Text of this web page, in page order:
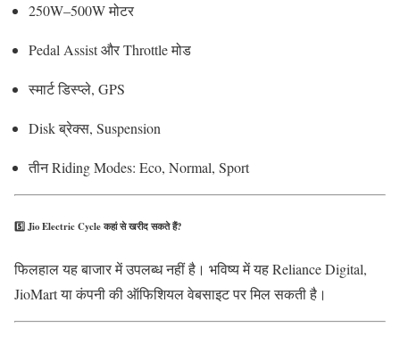
250W–500W मोटर
Pedal Assist और Throttle मोड
स्मार्ट डिस्प्ले, GPS
Disk ब्रेक्स, Suspension
तीन Riding Modes: Eco, Normal, Sport
5️⃣Jio Electric Cycle कहां से खरीद सकते हैं?
फिलहाल यह बाजार में उपलब्ध नहीं है। भविष्य में यह Reliance Digital,
JioMart या कंपनी की ऑफिशियल वेबसाइट पर मिल सकती है।